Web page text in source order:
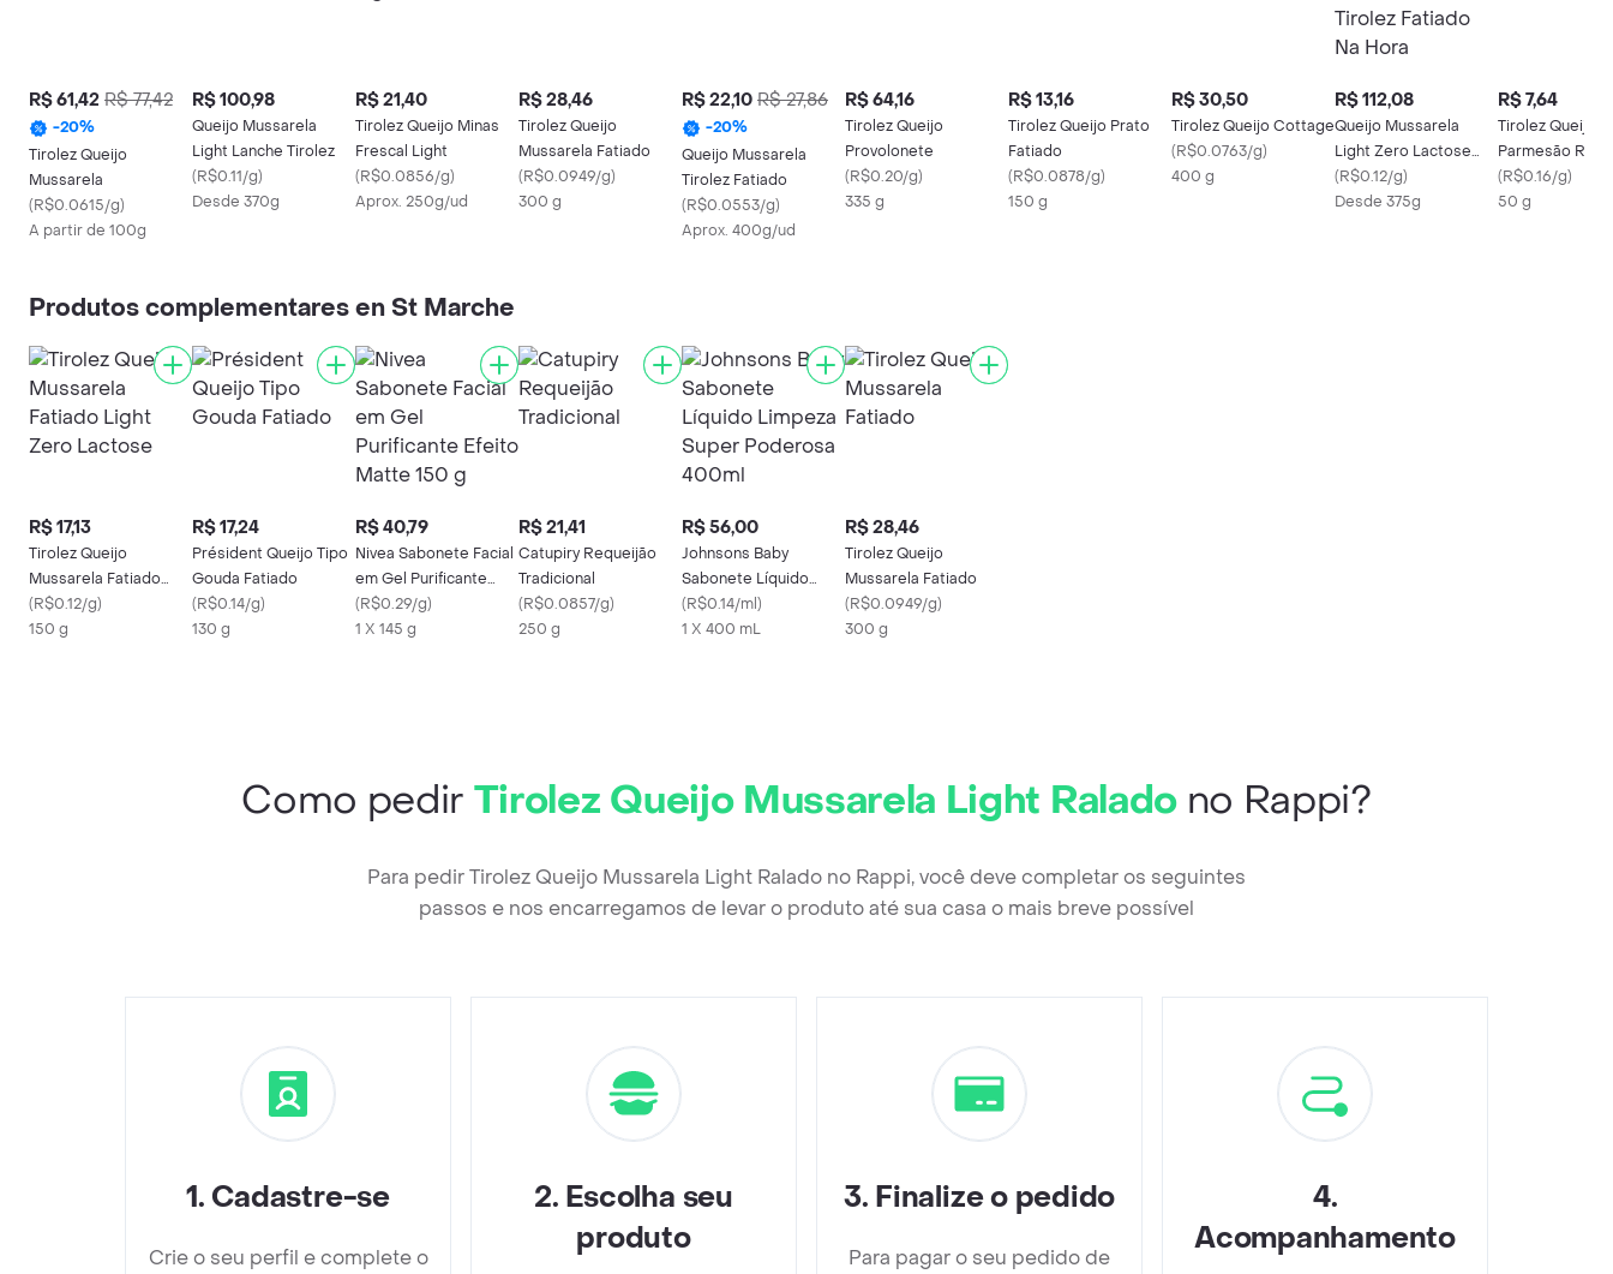
R$ 61,42 R$ 77,42
-20%
Tirolez Queijo
Mussarela
(R$0.0615/g)
A partir de 100g
R$ 100,98
Queijo Mussarela
Light Lanche Tirolez
(R$0.11/g)
Desde 370g
R$ 21,40
Tirolez Queijo Minas
Frescal Light
(R$0.0856/g)
Aprox. 250g/ud
R$ 28,46
Tirolez Queijo
Mussarela Fatiado
(R$0.0949/g)
300 g
R$ 22,10 R$ 27,86
-20%
Queijo Mussarela
Tirolez Fatiado
(R$0.0553/g)
Aprox. 400g/ud
R$ 64,16
Tirolez Queijo
Provolonete
(R$0.20/g)
335 g
R$ 13,16
Tirolez Queijo Prato
Fatiado
(R$0.0878/g)
150 g
R$ 30,50
Tirolez Queijo Cottage
(R$0.0763/g)
400 g
R$ 112,08
Queijo Mussarela
Light Zero Lactose
Tirolez Fatiado Na
Hora
(R$0.12/g)
Desde 375g
R$ 7,64
Tirolez Queijo
Parmesão
(R$0.16/g)
50 g
Produtos complementares en St Marche
R$ 17,13
Tirolez Queijo
Mussarela Fatiado
Light Zero Lactose
(R$0.12/g)
150 g
R$ 17,24
Président Queijo Tipo
Gouda Fatiado
(R$0.14/g)
130 g
R$ 40,79
Nivea Sabonete Facial
em Gel Purificante
Efeito Matte 150 g
(R$0.29/g)
1 X 145 g
R$ 21,41
Catupiry Requeijão
Tradicional
(R$0.0857/g)
250 g
R$ 56,00
Johnsons Baby
Sabonete Líquido
Limpeza Super
Poderosa 400ml
(R$0.14/ml)
1 X 400 mL
R$ 28,46
Tirolez Queijo
Mussarela Fatiado
(R$0.0949/g)
300 g
Como pedir Tirolez Queijo Mussarela Light Raladono Rappi?
Para pedir Tirolez Queijo Mussarela Light Ralado no Rappi, você deve completar os seguintes
passos e nos encarregamos de levar o produto até sua casa o mais breve possível
1. Cadastre-se
Crie o seu perfil e complete o
2. Escolha seu
produto
3. Finalize o pedido
Para pagar o seu pedido de
4.
Acompanhamento